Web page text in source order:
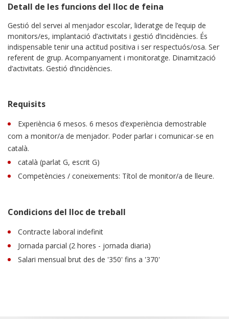
Detall de les funcions del lloc de feina
Gestió del servei al menjador escolar, lideratge de l’equip de
monitors/es, implantació d’activitats i gestió d’incidències. És
indispensable tenir una actitud positiva i ser respectuós/osa. Ser
referent de grup. Acompanyament i monitoratge. Dinamització
d’activitats. Gestió d’incidències.
Requisits
Experiència 6 mesos. 6 mesos d’experiència demostrable
com a monitor/a de menjador. Poder parlar i comunicar-se en
català.
català (parlat G, escrit G)
Competències / coneixements: Títol de monitor/a de lleure.
Condicions del lloc de treball
Contracte laboral indefinit
Jornada parcial (2 hores - jornada diaria)
Salari mensual brut des de '350' fins a '370'